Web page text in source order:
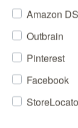
Amazon
Outbrain
Pinterest
Facebook